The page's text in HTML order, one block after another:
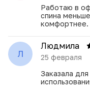
симптомов
1. Бытовые травмы и
2. Воспалительные
(паратенониты,
4. Геморрой и артроз.
5. Профилактика
опорно-
Характеристики:
Работаю в
спина
комфортнее.
Л
Людмила
25 февраля
Заказала